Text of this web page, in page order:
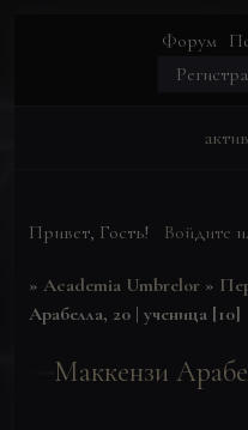
Форум
Привет, Гость! Войдите
» Academia Umbrelor »
Арабелла, 20 | ученица [10]
Маккензи